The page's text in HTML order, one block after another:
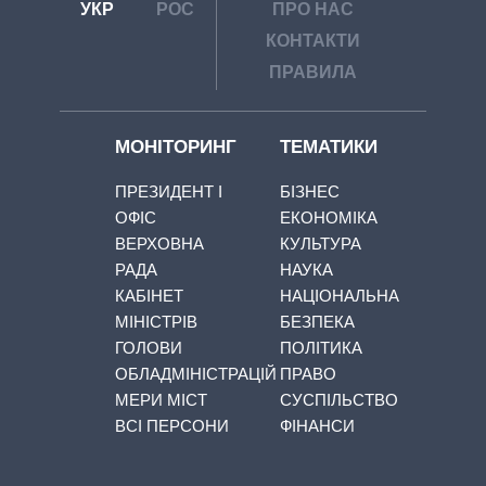
УКР РОС
ПРО НАС
КОНТАКТИ
ПРАВИЛА
МОНІТОРИНГ
ПРЕЗИДЕНТ І
ОФІС
ВЕРХОВНА
РАДА
КАБІНЕТ
МІНІСТРІВ
ГОЛОВИ
ОБЛАДМІНІСТРАЦІЙ
МЕРИ МІСТ
ВСІ ПЕРСОНИ
ТЕМАТИКИ
БІЗНЕС
ЕКОНОМІКА
КУЛЬТУРА
НАУКА
НАЦІОНАЛЬНА
БЕЗПЕКА
ПОЛІТИКА
ПРАВО
СУСПІЛЬСТВО
ФІНАНСИ